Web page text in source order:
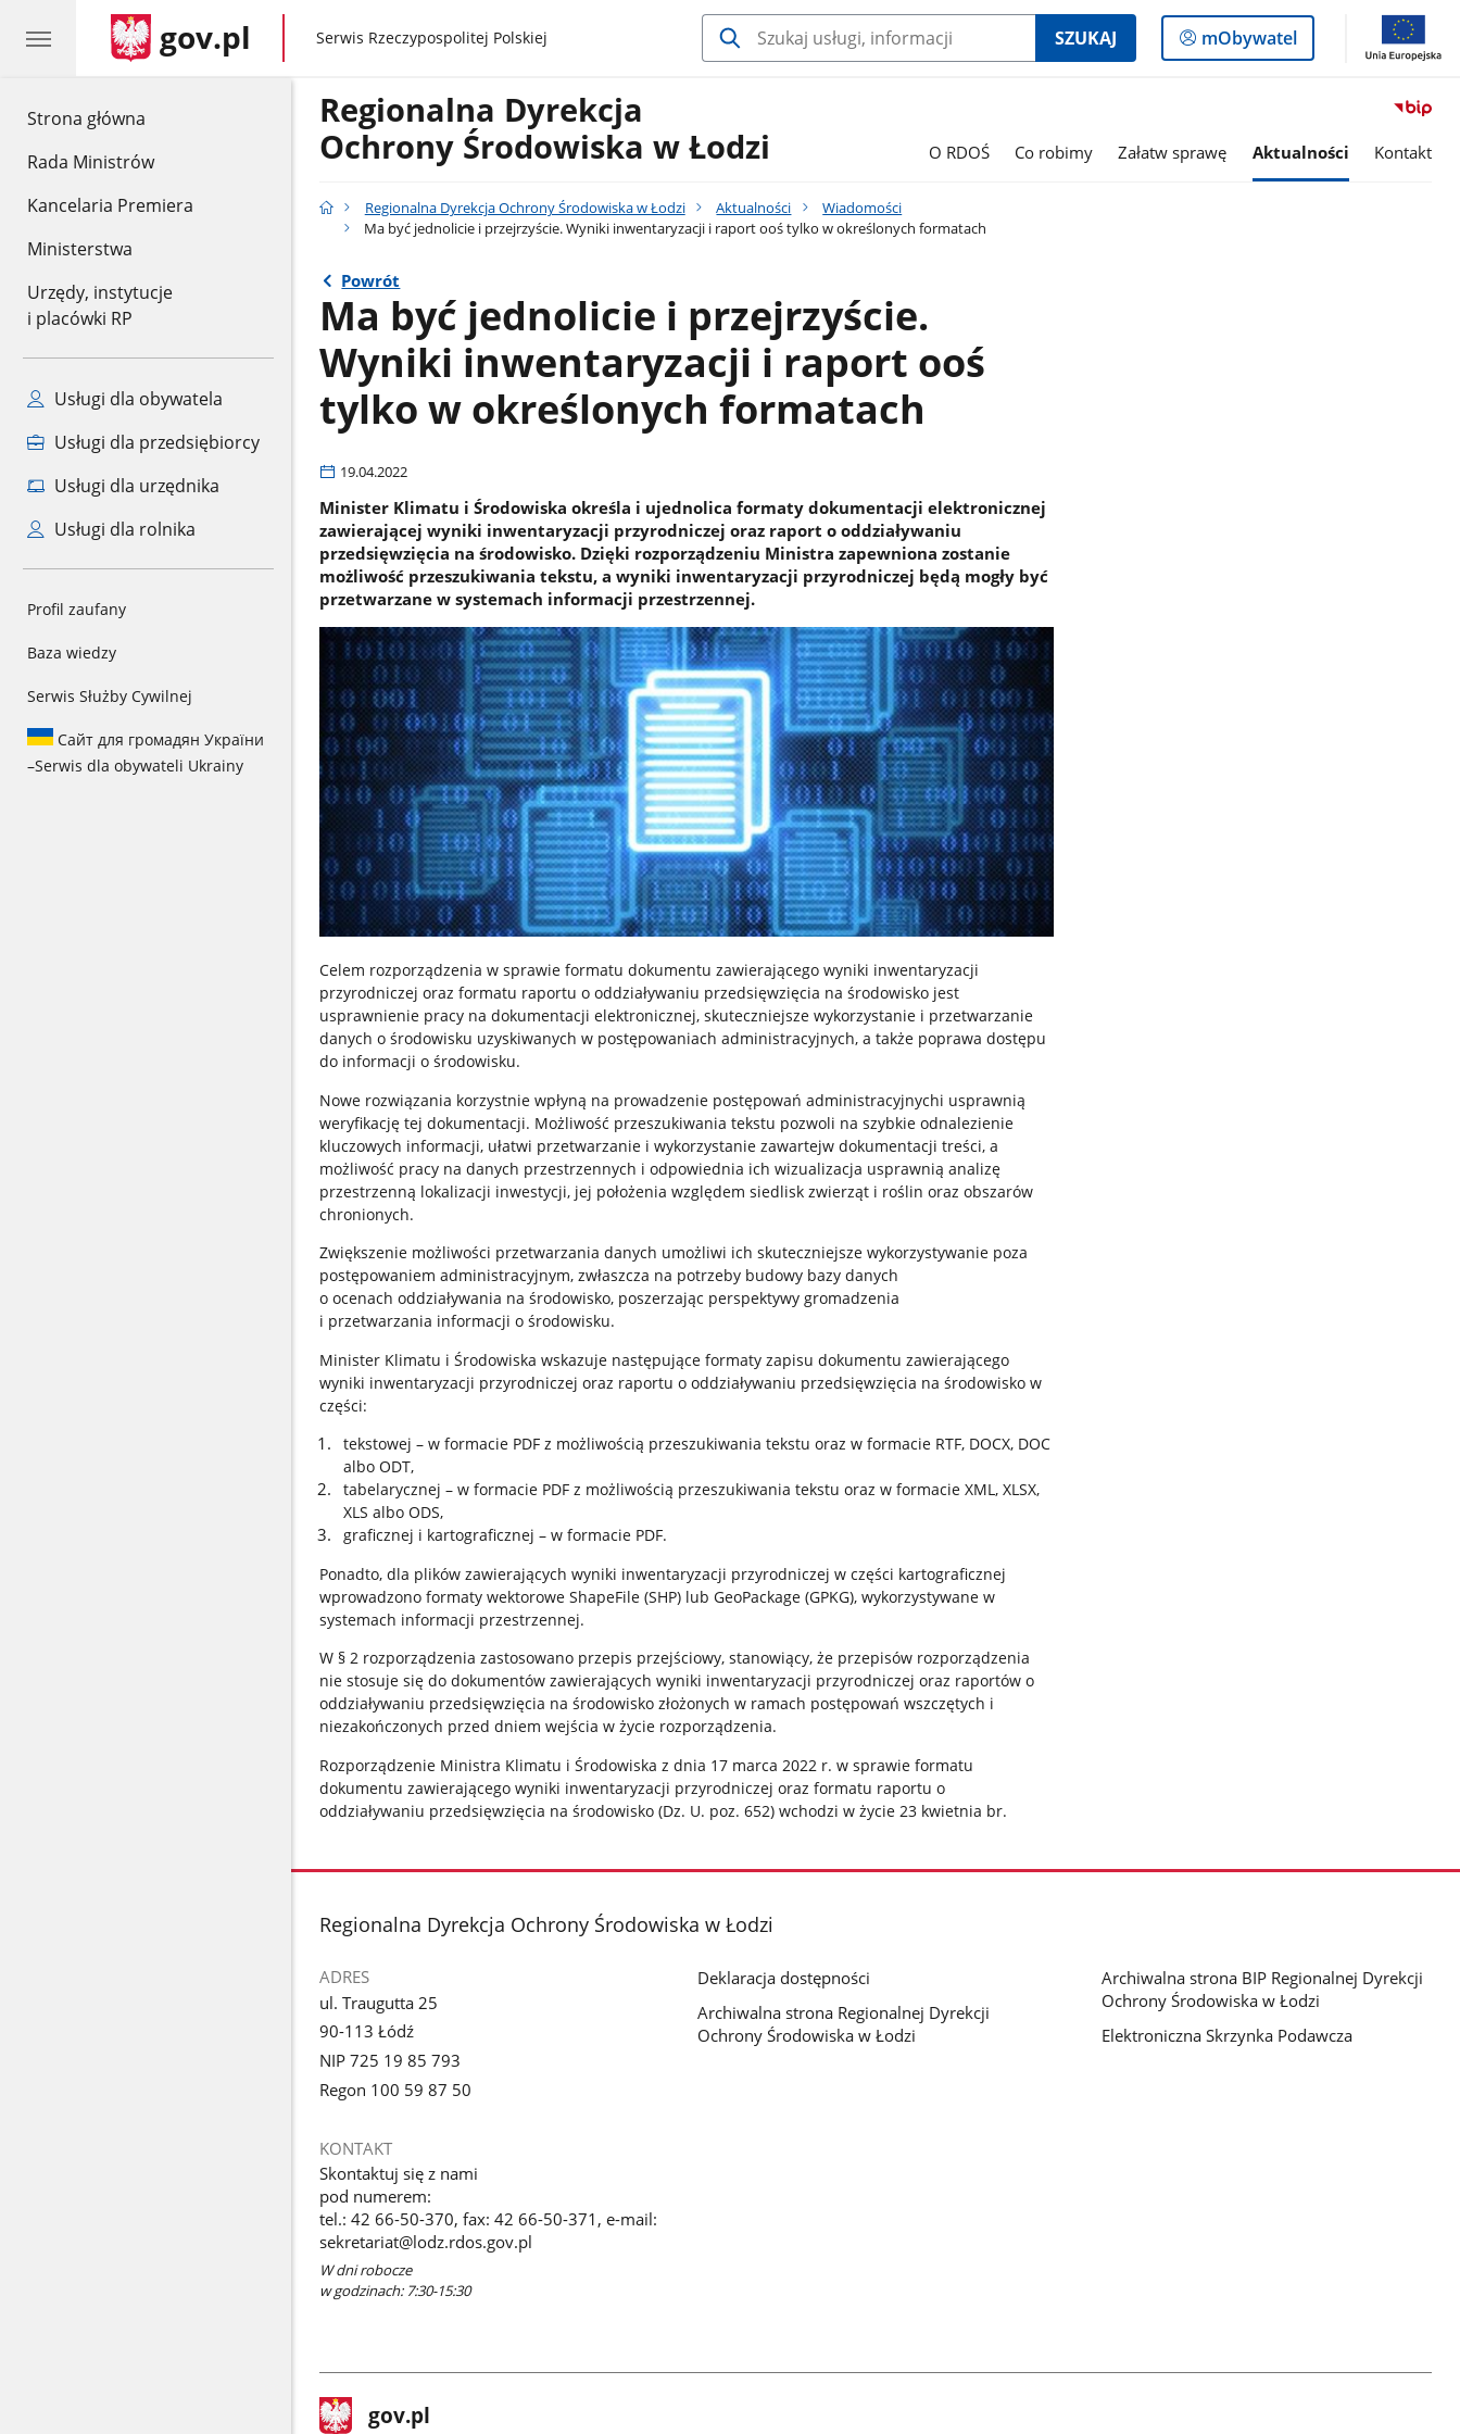
Strona główna
Rada Ministrów
Kancelaria Premiera
Ministerstwa
Urzędy, instytucje
i placówki RP
Usługi dla obywatela
Usługi dla przedsiębiorcy
Usługi dla urzędnika
Usługi dla rolnika
Profil zaufany
Baza wiedzy
Serwis Służby Cywilnej
Сайт для громадян України
–Serwis dla obywateli Ukrainy
gov.pl gov.pl
Serwis Rzeczypospolitej Polskiej SZUKAJ
Logowanie
do
mObywatel
Regionalna Dyrekcja
Ochrony Środowiska w Łodzi
O RDOŚ Co robimy Załatw sprawę Aktualności Kontakt
Regionalna Dyrekcja Ochrony Środowiska w Łodzi Aktualności
Wiadomości
Ma być jednolicie i przejrzyście. Wyniki inwentaryzacji i raport ooś tylko w określonych formatach
Powrót
Ma być jednolicie i przejrzyście.
Wyniki inwentaryzacji i raport ooś
tylko w określonych formatach
19.04.2022
Minister Klimatu i Środowiska określa i ujednolica formaty dokumentacji elektronicznej
zawierającej wyniki inwentaryzacji przyrodniczej oraz raport o oddziaływaniu
przedsięwzięcia na środowisko. Dzięki rozporządzeniu Ministra zapewniona zostanie
możliwość przeszukiwania tekstu, a wyniki inwentaryzacji przyrodniczej będą mogły być
przetwarzane w systemach informacji przestrzennej.
Celem rozporządzenia w sprawie formatu dokumentu zawierającego wyniki inwentaryzacji
przyrodniczej oraz formatu raportu o oddziaływaniu przedsięwzięcia na środowisko jest
usprawnienie pracy na dokumentacji elektronicznej, skuteczniejsze wykorzystanie i przetwarzanie
danych o środowisku uzyskiwanych w postępowaniach administracyjnych, a także poprawa dostępu
do informacji o środowisku.
Nowe rozwiązania korzystnie wpłyną na prowadzenie postępowań administracyjnychi usprawnią
weryfikację tej dokumentacji. Możliwość przeszukiwania tekstu pozwoli na szybkie odnalezienie
kluczowych informacji, ułatwi przetwarzanie i wykorzystanie zawartejw dokumentacji treści, a
możliwość pracy na danych przestrzennych i odpowiednia ich wizualizacja usprawnią analizę
przestrzenną lokalizacji inwestycji, jej położenia względem siedlisk zwierząt i roślin oraz obszarów
chronionych.
Zwiększenie możliwości przetwarzania danych umożliwi ich skuteczniejsze wykorzystywanie poza
postępowaniem administracyjnym, zwłaszcza na potrzeby budowy bazy danych
o ocenach oddziaływania na środowisko, poszerzając perspektywy gromadzenia
i przetwarzania informacji o środowisku.
Minister Klimatu i Środowiska wskazuje następujące formaty zapisu dokumentu zawierającego
wyniki inwentaryzacji przyrodniczej oraz raportu o oddziaływaniu przedsięwzięcia na środowisko w
części:
tekstowej – w formacie PDF z możliwością przeszukiwania tekstu oraz w formacie RTF, DOCX, DOC
albo ODT,
tabelarycznej – w formacie PDF z możliwością przeszukiwania tekstu oraz w formacie XML, XLSX,
XLS albo ODS,
graficznej i kartograficznej – w formacie PDF.
Ponadto, dla plików zawierających wyniki inwentaryzacji przyrodniczej w części kartograficznej
wprowadzono formaty wektorowe ShapeFile (SHP) lub GeoPackage (GPKG), wykorzystywane w
systemach informacji przestrzennej.
W § 2 rozporządzenia zastosowano przepis przejściowy, stanowiący, że przepisów rozporządzenia
nie stosuje się do dokumentów zawierających wyniki inwentaryzacji przyrodniczej oraz raportów o
oddziaływaniu przedsięwzięcia na środowisko złożonych w ramach postępowań wszczętych i
niezakończonych przed dniem wejścia w życie rozporządzenia.
Rozporządzenie Ministra Klimatu i Środowiska z dnia 17 marca 2022 r. w sprawie formatu
dokumentu zawierającego wyniki inwentaryzacji przyrodniczej oraz formatu raportu o
oddziaływaniu przedsięwzięcia na środowisko (Dz. U. poz. 652) wchodzi w życie 23 kwietnia br.
stopka
Regionalna Dyrekcja Ochrony Środowiska w Łodzi
ADRES
ul. Traugutta 25
90-113 Łódź
NIP 725 19 85 793
Regon 100 59 87 50
KONTAKT
Skontaktuj się z nami
pod numerem:
tel.: 42 66-50-370, fax: 42 66-50-371, e-mail:
sekretariat@lodz.rdos.gov.pl
W dni robocze
w godzinach: 7:30-15:30
Deklaracja dostępności
Archiwalna strona Regionalnej Dyrekcji
Ochrony Środowiska w Łodzi
Archiwalna strona BIP Regionalnej Dyrekcji
Ochrony Środowiska w Łodzi
Elektroniczna Skrzynka Podawcza
stopka
gov.pl Strona
gov.pl